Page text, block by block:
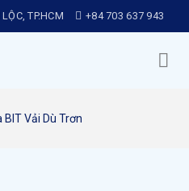
TP.HCM +84 703 637 943
BIT Vải Dù Trơn